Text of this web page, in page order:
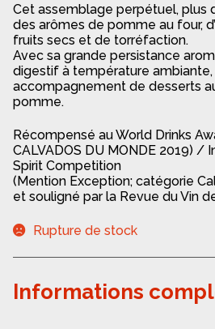
Cet assemblage perpétuel, plus
des arômes de pomme au four,
fruits secs et de torréfaction.
Avec sa grande persistance
digestif à température
accompagnement de desserts
pomme.
Récompensé au World Drinks
CALVADOS DU MONDE 2019) /
Spirit Competition
(Mention Exception; catégorie
et souligné par la Revue du Vin
Rupture de stock
Informations